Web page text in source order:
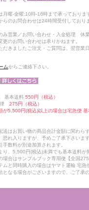
月曜-金曜:10時-16時まで承っておりま
らのお問合わせは24時間受付しており
み営業／お問い合わせ・入金処理
更のお問い合わせは承りかねます。
だきましたご注文・ご質問は、翌営業
ムからご連絡下さい。
基本送料 550円（税込）
律 275円（税込）
が5,500円(税込)以上の場合は宅急便
はお買い物の商品合計金額に関わら
恐れ入りますが、予めご了承下さいま
数料が別途加算されます。
、5,500円(税込)未満でも基本送料が
合はサンプルブック専用便【全国275
ムと同時購入の場合はヤマト運輸 宅急
なる場合がございますので、ご了承